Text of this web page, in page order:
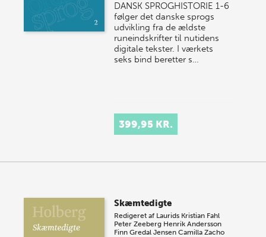
DANSK SPROGHISTORIE 1-6
følger det danske sprogs
udvikling fra de ældste
runeindskrifter til nutidens
digitale tekster. I værkets
seks bind beretter s…
399,95 KR.
Skæmtedigte
Redigeret af Laurids Kristian Fahl
Peter Zeeberg Henrik Andersson
Finn Gredal Jensen Camilla Zacho